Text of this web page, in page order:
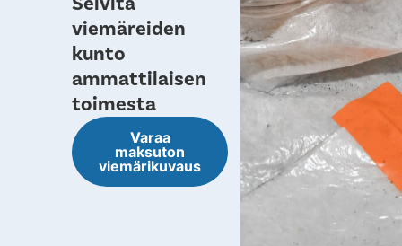
viemäreiden
kunto
ammattilaisen
toimesta
Varaa
maksuton
viemärikuvaus